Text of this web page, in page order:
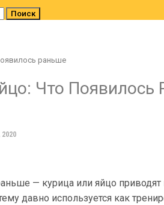
раньше
Что Появилось
— курица или яйцо
давно используется как